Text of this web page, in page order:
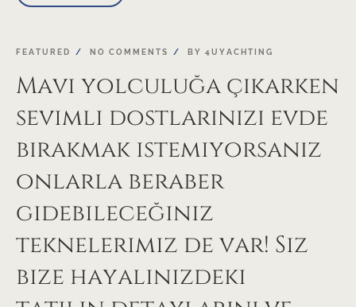
FEATURED NO COMMENTS BY 4UYACHTING
Mavi yolculuğa çıkarken
sevimli dostlarınızı evde
bırakmak istemiyorsanız
onlarla beraber
gidebileceğiniz
teknelerimiz de var! Siz
bize hayalinizdeki